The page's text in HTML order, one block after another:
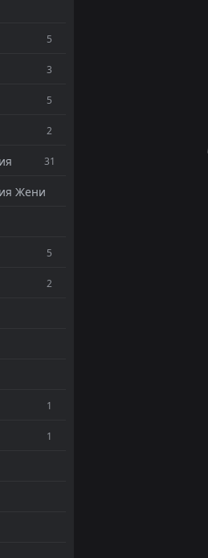
5
3
5
2
31
Жени
5
2
1
1